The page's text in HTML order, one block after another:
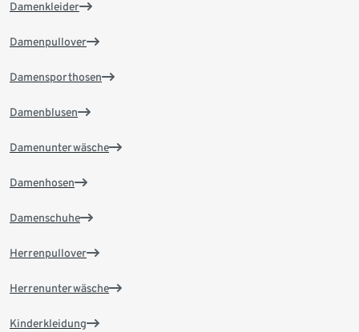
Damenkleider
Damenpullover
Damensporthosen
Damenblusen
Damenunterwäsche
Damenhosen
Damenschuhe
Herrenpullover
Herrenunterwäsche
Kinderkleidung